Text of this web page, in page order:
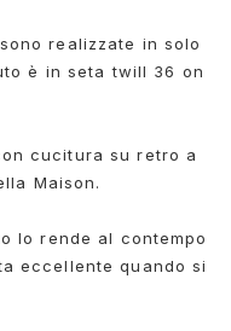
realizzate in solo
è in seta twill 36 on
cucitura su retro a
Maison.
lo rende al contempo
eccellente quando si